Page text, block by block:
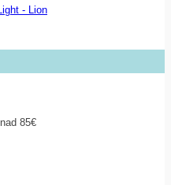
- Lion
85€